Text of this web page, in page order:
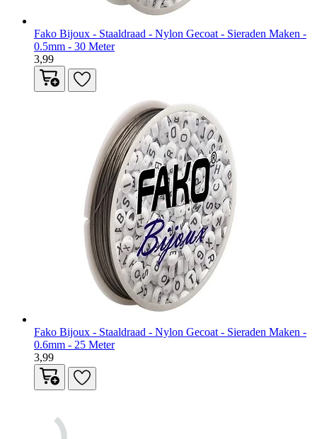
Fako Bijoux - Staaldraad - Nylon Gecoat - Sieraden Maken -
0.5mm - 30 Meter
3,99
Fako Bijoux - Staaldraad - Nylon Gecoat - Sieraden Maken -
0.6mm - 25 Meter
3,99